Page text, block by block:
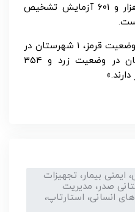
تا کنون ۵۴ میلیون و ۷۰۶ هزار و ۶۰۱ آزمایش تشخیص
در حال حاضر ۰ شهرستان در وضعیت قرمز، ۱ شهرستان در
وضعیت نارنجی، ۹۳ شهرستان در وضعیت زرد و ۳۵۴
ایمنی بیمار، تجهیزات
صدر، مدیریت
انسانی، استارتاپ،